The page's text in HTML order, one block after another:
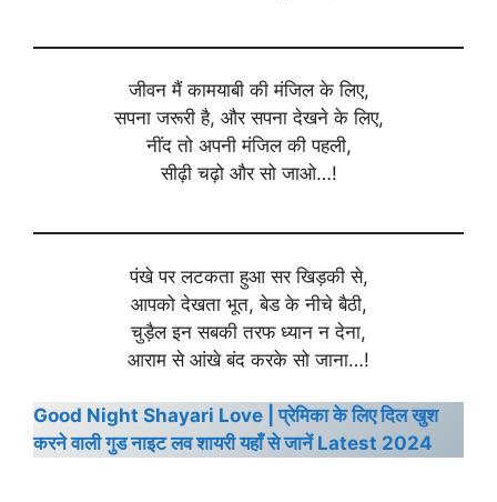
जीवन मैं कामयाबी की मंजिल के लिए,
सपना जरूरी है, और सपना देखने के लिए,
नींद तो अपनी मंजिल की पहली,
सीढ़ी चढ़ो और सो जाओ…!
पंखे पर लटकता हुआ सर खिड़की से,
आपको देखता भूत, बेड के नीचे बैठी,
चुड़ैल इन सबकी तरफ ध्यान न देना,
आराम से आंखे बंद करके सो जाना…!
Good Night Shayari Love | प्रेमिका के लिए दिल खुश
करने वाली गुड नाइट लव शायरी यहाँ से जानें Latest 2024